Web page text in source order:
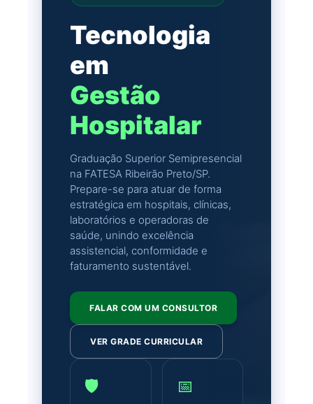
Tecnologia
em
Gestão
Hospitalar
Graduação Superior Semipresencial
na FATESA Ribeirão Preto/SP.
Prepare-se para atuar de forma
estratégica em hospitais, clínicas,
laboratórios e operadoras de
saúde, unindo excelência
assistencial, conformidade e
faturamento sustentável.
FALAR COM UM CONSULTOR
VER GRADE CURRICULAR
🛡️ 📅